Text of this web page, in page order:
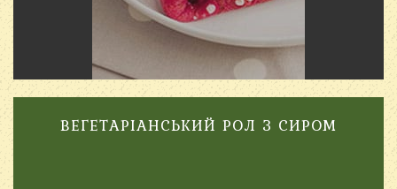
ВЕГЕТАРІАНСЬКИЙ РОЛ З СИРОМ